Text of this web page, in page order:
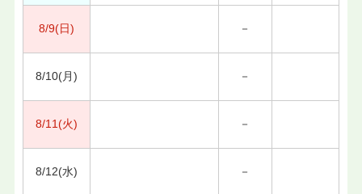
8/9(日) －
8/10(月) －
8/11(火) －
8/12(水) －